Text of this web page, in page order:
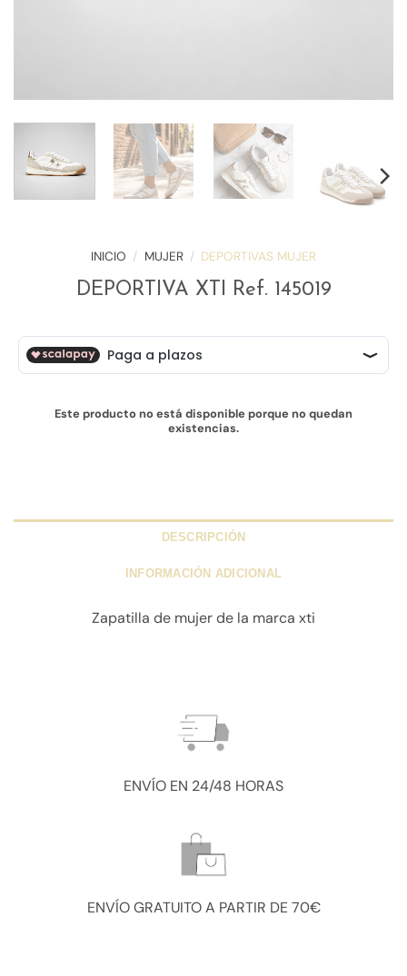
INICIO / MUJER / DEPORTIVAS MUJER
DEPORTIVA XTI Ref. 145019
Este producto no está disponible porque no quedan
existencias.
DESCRIPCIÓN
INFORMACIÓN ADICIONAL
Zapatilla de mujer de la marca xti
ENVÍO EN 24/48 HORAS
ENVÍO GRATUITO A PARTIR DE 70€